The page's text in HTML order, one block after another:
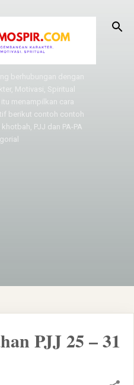
utama
berhubungan dengan
Motivasi, Spiritual
itu menampilkan cara
berikut contoh contoh
PJJ dan PA-PA
PJJ 25 – 31